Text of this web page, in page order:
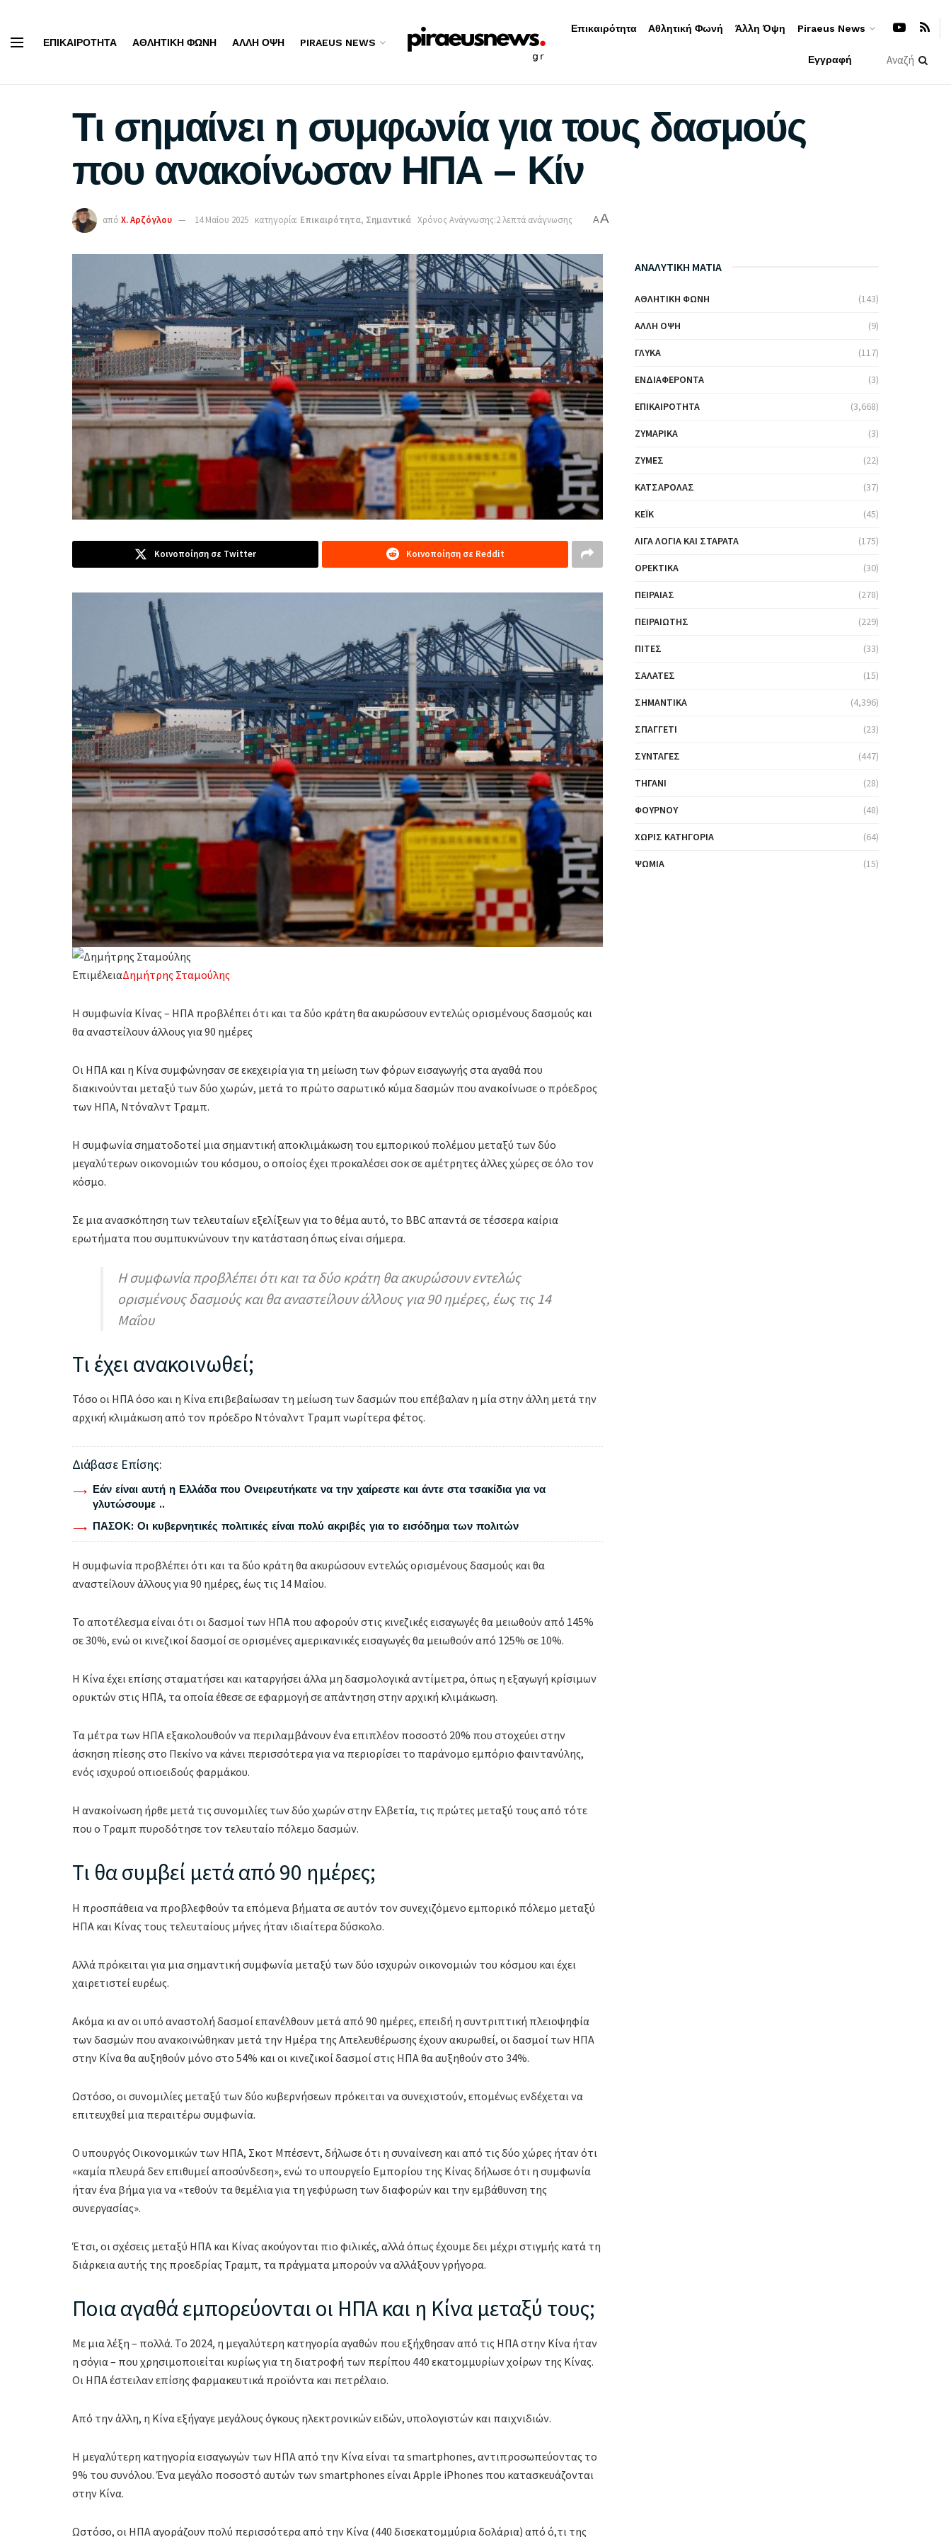
ΕΠΙΚΑΙΡΌΤΗΤΑ ΑΘΛΗΤΙΚΉ ΦΩΝΉ ΆΛΛΗ ΌΨΗ PIRAEUS NEWS
Επικαιρότητα Αθλητική Φωνή Άλλη Όψη Piraeus News
Εγγραφή
Τι σημαίνει η συμφωνία για τους δασμούς
που ανακοίνωσαν ΗΠΑ – Κίν
από Χ. Αρζόγλου 14 Μαΐου 2025 κατηγορία: Επικαιρότητα, Σημαντικά Χρόνος Ανάγνωσης:2 λεπτά ανάγνωσης AA
Κοινοποίηση σε Twitter Κοινοποίηση σε Reddit
ΕπιμέλειαΔημήτρης Σταμούλης
Η συμφωνία Κίνας – ΗΠΑ προβλέπει ότι και τα δύο κράτη θα ακυρώσουν εντελώς ορισμένους δασμούς και
θα αναστείλουν άλλους για 90 ημέρες
Οι ΗΠΑ και η Κίνα συμφώνησαν σε εκεχειρία για τη μείωση των φόρων εισαγωγής στα αγαθά που
διακινούνται μεταξύ των δύο χωρών, μετά το πρώτο σαρωτικό κύμα δασμών που ανακοίνωσε ο πρόεδρος
των ΗΠΑ, Ντόναλντ Τραμπ.
Η συμφωνία σηματοδοτεί μια σημαντική αποκλιμάκωση του εμπορικού πολέμου μεταξύ των δύο
μεγαλύτερων οικονομιών του κόσμου, ο οποίος έχει προκαλέσει σοκ σε αμέτρητες άλλες χώρες σε όλο τον
κόσμο.
Σε μια ανασκόπηση των τελευταίων εξελίξεων για το θέμα αυτό, το BBC απαντά σε τέσσερα καίρια
ερωτήματα που συμπυκνώνουν την κατάσταση όπως είναι σήμερα.
Η συμφωνία προβλέπει ότι και τα δύο κράτη θα ακυρώσουν εντελώς
ορισμένους δασμούς και θα αναστείλουν άλλους για 90 ημέρες, έως τις 14
Μαΐου
Τι έχει ανακοινωθεί;
Τόσο οι ΗΠΑ όσο και η Κίνα επιβεβαίωσαν τη μείωση των δασμών που επέβαλαν η μία στην άλλη μετά την
αρχική κλιμάκωση από τον πρόεδρο Ντόναλντ Τραμπ νωρίτερα φέτος.
Διάβασε Επίσης:
Εάν είναι αυτή η Ελλάδα που Ονειρευτήκατε να την χαίρεστε και άντε στα τσακίδια για να
γλυτώσουμε ..
ΠΑΣΟΚ: Οι κυβερνητικές πολιτικές είναι πολύ ακριβές για το εισόδημα των πολιτών
Η συμφωνία προβλέπει ότι και τα δύο κράτη θα ακυρώσουν εντελώς ορισμένους δασμούς και θα
αναστείλουν άλλους για 90 ημέρες, έως τις 14 Μαΐου.
Το αποτέλεσμα είναι ότι οι δασμοί των ΗΠΑ που αφορούν στις κινεζικές εισαγωγές θα μειωθούν από 145%
σε 30%, ενώ οι κινεζικοί δασμοί σε ορισμένες αμερικανικές εισαγωγές θα μειωθούν από 125% σε 10%.
Η Κίνα έχει επίσης σταματήσει και καταργήσει άλλα μη δασμολογικά αντίμετρα, όπως η εξαγωγή κρίσιμων
ορυκτών στις ΗΠΑ, τα οποία έθεσε σε εφαρμογή σε απάντηση στην αρχική κλιμάκωση.
Τα μέτρα των ΗΠΑ εξακολουθούν να περιλαμβάνουν ένα επιπλέον ποσοστό 20% που στοχεύει στην
άσκηση πίεσης στο Πεκίνο να κάνει περισσότερα για να περιορίσει το παράνομο εμπόριο φαιντανύλης,
ενός ισχυρού οπιοειδούς φαρμάκου.
Η ανακοίνωση ήρθε μετά τις συνομιλίες των δύο χωρών στην Ελβετία, τις πρώτες μεταξύ τους από τότε
που ο Τραμπ πυροδότησε τον τελευταίο πόλεμο δασμών.
Τι θα συμβεί μετά από 90 ημέρες;
Η προσπάθεια να προβλεφθούν τα επόμενα βήματα σε αυτόν τον συνεχιζόμενο εμπορικό πόλεμο μεταξύ
ΗΠΑ και Κίνας τους τελευταίους μήνες ήταν ιδιαίτερα δύσκολο.
Αλλά πρόκειται για μια σημαντική συμφωνία μεταξύ των δύο ισχυρών οικονομιών του κόσμου και έχει
χαιρετιστεί ευρέως.
Ακόμα κι αν οι υπό αναστολή δασμοί επανέλθουν μετά από 90 ημέρες, επειδή η συντριπτική πλειοψηφία
των δασμών που ανακοινώθηκαν μετά την Ημέρα της Απελευθέρωσης έχουν ακυρωθεί, οι δασμοί των ΗΠΑ
στην Κίνα θα αυξηθούν μόνο στο 54% και οι κινεζικοί δασμοί στις ΗΠΑ θα αυξηθούν στο 34%.
Ωστόσο, οι συνομιλίες μεταξύ των δύο κυβερνήσεων πρόκειται να συνεχιστούν, επομένως ενδέχεται να
επιτευχθεί μια περαιτέρω συμφωνία.
Ο υπουργός Οικονομικών των ΗΠΑ, Σκοτ ​​Μπέσεντ, δήλωσε ότι η συναίνεση και από τις δύο χώρες ήταν ότι
«καμία πλευρά δεν επιθυμεί αποσύνδεση», ενώ το υπουργείο Εμπορίου της Κίνας δήλωσε ότι η συμφωνία
ήταν ένα βήμα για να «τεθούν τα θεμέλια για τη γεφύρωση των διαφορών και την εμβάθυνση της
συνεργασίας».
Έτσι, οι σχέσεις μεταξύ ΗΠΑ και Κίνας ακούγονται πιο φιλικές, αλλά όπως έχουμε δει μέχρι στιγμής κατά τη
διάρκεια αυτής της προεδρίας Τραμπ, τα πράγματα μπορούν να αλλάξουν γρήγορα.
Ποια αγαθά εμπορεύονται οι ΗΠΑ και η Κίνα μεταξύ τους;
Με μια λέξη – πολλά. Το 2024, η μεγαλύτερη κατηγορία αγαθών που εξήχθησαν από τις ΗΠΑ στην Κίνα ήταν
η σόγια – που χρησιμοποιείται κυρίως για τη διατροφή των περίπου 440 εκατομμυρίων χοίρων της Κίνας.
Οι ΗΠΑ έστειλαν επίσης φαρμακευτικά προϊόντα και πετρέλαιο.
Από την άλλη, η Κίνα εξήγαγε μεγάλους όγκους ηλεκτρονικών ειδών, υπολογιστών και παιχνιδιών.
Η μεγαλύτερη κατηγορία εισαγωγών των ΗΠΑ από την Κίνα είναι τα smartphones, αντιπροσωπεύοντας το
9% του συνόλου. Ένα μεγάλο ποσοστό αυτών των smartphones είναι Apple iPhones που κατασκευάζονται
στην Κίνα.
Ωστόσο, οι ΗΠΑ αγοράζουν πολύ περισσότερα από την Κίνα (440 δισεκατομμύρια δολάρια) από ό,τι της
ΑΝΑΛΥΤΙΚΗ ΜΑΤΙΑ
ΑΘΛΗΤΙΚΉ ΦΩΝΉ (143)
ΆΛΛΗ ΌΨΗ (9)
ΓΛΥΚΆ (117)
ΕΝΔΙΑΦΈΡΟΝΤΑ (3)
ΕΠΙΚΑΙΡΌΤΗΤΑ (3,668)
ΖΥΜΑΡΙΚΆ (3)
ΖΎΜΕΣ (22)
ΚΑΤΣΑΡΌΛΑΣ (37)
ΚΈΙΚ (45)
ΛΊΓΑ ΛΌΓΙΑ ΚΑΙ ΣΤΑΡΆΤΑ (175)
ΟΡΕΚΤΙΚΆ (30)
ΠΕΙΡΑΙΆΣ (278)
ΠΕΙΡΑΙΏΤΗΣ (229)
ΠΊΤΕΣ (33)
ΣΑΛΆΤΕΣ (15)
ΣΗΜΑΝΤΙΚΆ (4,396)
ΣΠΑΓΓΈΤΙ (23)
ΣΥΝΤΑΓΈΣ (447)
ΤΗΓΆΝΙ (28)
ΦΟΎΡΝΟΥ (48)
ΧΩΡΊΣ ΚΑΤΗΓΟΡΊΑ (64)
ΨΩΜΙΆ (15)